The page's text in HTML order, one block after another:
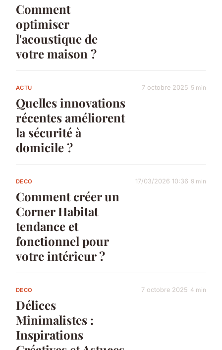
Comment
optimiser
l'acoustique de
votre maison ?
ACTU
Quelles innovations
récentes améliorent
la sécurité à
domicile ?
7 octobre 2025 5 min
DECO
Comment créer un
Corner Habitat
tendance et
fonctionnel pour
votre intérieur ?
17/03/2026 10:36 9 min
DECO
Délices
Minimalistes :
Inspirations
7 octobre 2025 4 min